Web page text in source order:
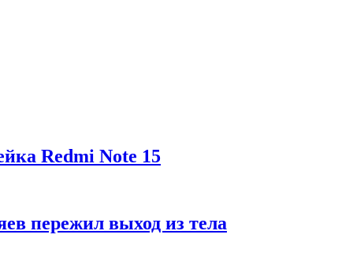
Redmi Note 15
пережил выход из тела